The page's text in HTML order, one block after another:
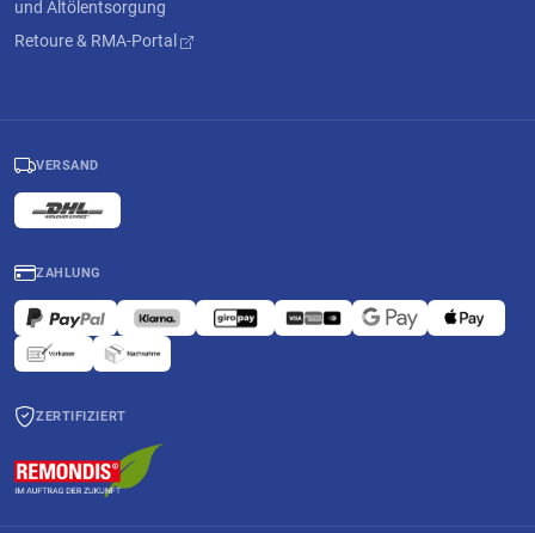
und Altölentsorgung
Retoure & RMA-Portal
VERSAND
ZAHLUNG
ZERTIFIZIERT